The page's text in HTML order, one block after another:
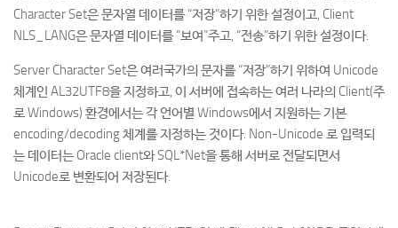
Character Set은 문자열 데이터를 “저장”하기 위한 설정이고, Client
NLS_LANG은 문자열 데이터를 “보여”주고, “전송”하기 위한 설정이다.
Server Character Set은 여러국가의 문자를 “저장”하기 위하여 Unicode
체계인 AL32UTF8을 지정하고, 이 서버에 접속하는 여러 나라의 Client(주
로 Windows) 환경에서는 각 언어별 Windows에서 지원하는 기본
encoding/decoding 체계를 지정하는 것이다. Non-Unicode 로 입력되
는 데이터는 Oracle client와 SQL*Net을 통해 서버로 전달되면서
Unicode로 변환되어 저장된다.